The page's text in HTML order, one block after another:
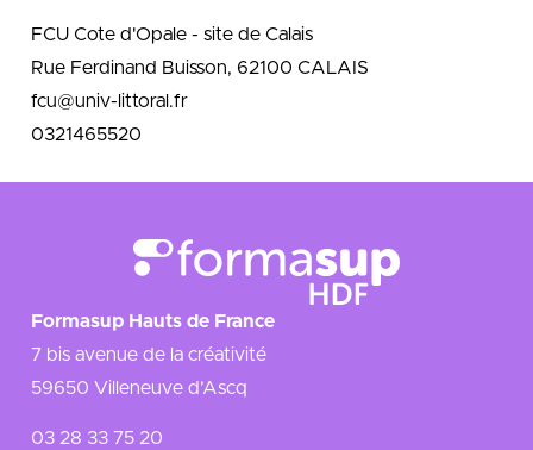
FCU Cote d'Opale - site de Calais
Rue Ferdinand Buisson, 62100 CALAIS
fcu@univ-littoral.fr
0321465520
Formasup Hauts de France
7 bis avenue de la créativité
59650 Villeneuve d’Ascq
03 28 33 75 20